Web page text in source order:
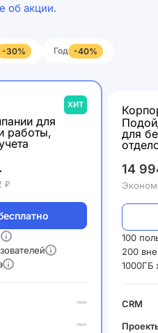
об акции.
-30% Год -40%
ХИТ
для
работы,
₽
для
14
100
200
1000ГБ
CRM